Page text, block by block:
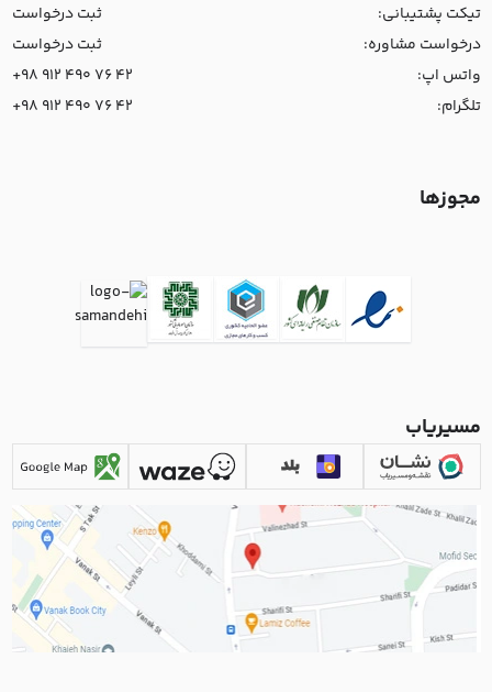
تیکت پشتیبانی:
ثبت درخواست
درخواست مشاوره:
ثبت درخواست
واتس اپ:
+98 912 490 76 42
تلگرام:
+98 912 490 76 42
مجوزها
مسیریاب